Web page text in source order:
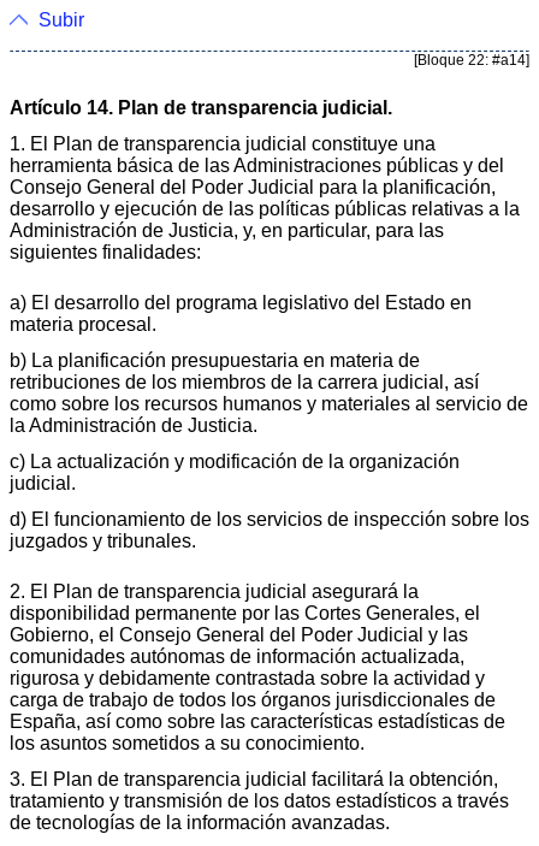
Subir
[Bloque 22: #a14]
Artículo 14. Plan de transparencia judicial.
1. El Plan de transparencia judicial constituye una
herramienta básica de las Administraciones públicas y del
Consejo General del Poder Judicial para la planificación,
desarrollo y ejecución de las políticas públicas relativas a la
Administración de Justicia, y, en particular, para las
siguientes finalidades:
a) El desarrollo del programa legislativo del Estado en
materia procesal.
b) La planificación presupuestaria en materia de
retribuciones de los miembros de la carrera judicial, así
como sobre los recursos humanos y materiales al servicio de
la Administración de Justicia.
c) La actualización y modificación de la organización
judicial.
d) El funcionamiento de los servicios de inspección sobre los
juzgados y tribunales.
2. El Plan de transparencia judicial asegurará la
disponibilidad permanente por las Cortes Generales, el
Gobierno, el Consejo General del Poder Judicial y las
comunidades autónomas de información actualizada,
rigurosa y debidamente contrastada sobre la actividad y
carga de trabajo de todos los órganos jurisdiccionales de
España, así como sobre las características estadísticas de
los asuntos sometidos a su conocimiento.
3. El Plan de transparencia judicial facilitará la obtención,
tratamiento y transmisión de los datos estadísticos a través
de tecnologías de la información avanzadas.